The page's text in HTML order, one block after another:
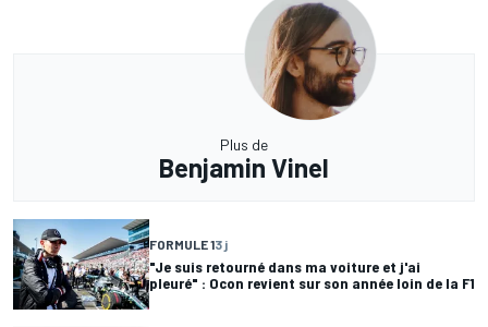
Plus de
Benjamin Vinel
FORMULE 13 j
"Je suis retourné dans ma voiture et j'ai
pleuré" : Ocon revient sur son année loin de la F1